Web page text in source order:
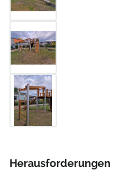
Herausforderungen